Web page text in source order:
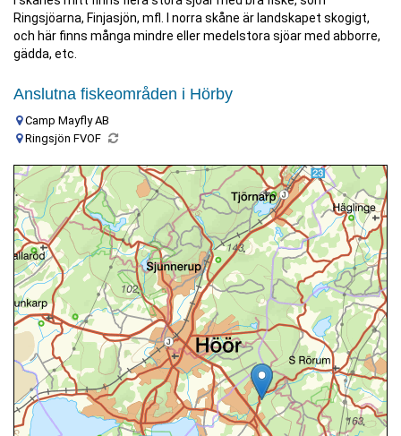
Ringsjöarna, Finjasjön, mfl. I norra skåne är landskapet skogigt,
och här finns många mindre eller medelstora sjöar med abborre,
gädda, etc.
Anslutna fiskeområden i Hörby
Camp Mayfly AB
Ringsjön FVOF